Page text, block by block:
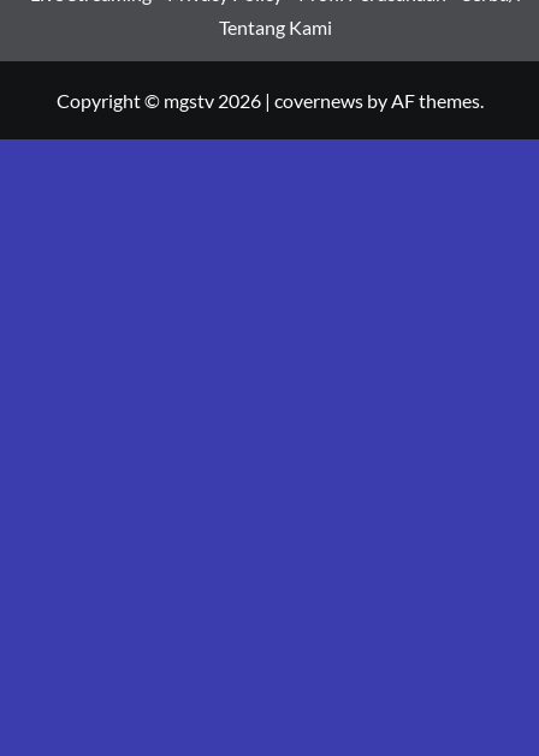
Tentang Kami
Copyright © mgstv 2026 | covernewsby AF themes.